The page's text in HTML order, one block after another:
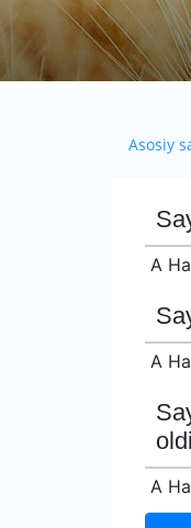
Asosiy
А Ha
А Ha
А Ha